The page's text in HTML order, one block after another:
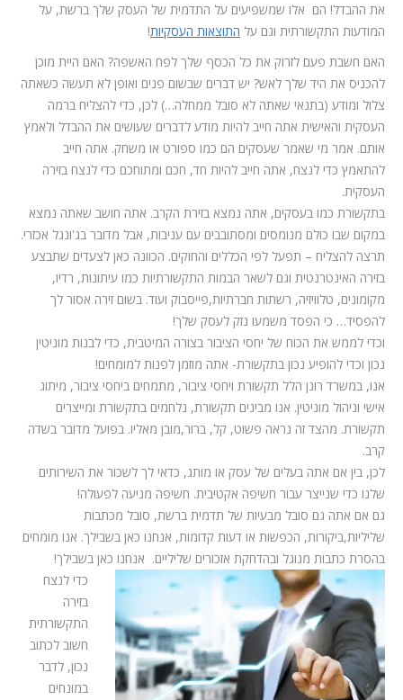
את ההבדל! הם אלו שמשפיעים על התדמית של העסק שלך ברשת, על
המודעות התקשורתית וגם על התוצאות העסקיות!
האם חשבת פעם לזרוק את כל הכסף שלך לפח האשפה? האם היית מוכן
להכניס את היד שלך לאש? יש דברים שבשום פנים ואופן לא תעשה כשאתה
צלול ומודע (בתנאי שאתה לא סובל ממחלה…) לכן, כדי להצליח ברמה
העסקית והאישית אתה חייב להיות מודע לדברים שעושים את ההבדל ולאמץ
אותם. אמר מי שאמר שעסקים הם כמו ספורט או משחק. אתה חייב
להתאמץ כדי לנצח, אתה חייב להיות חד, חכם ומתוחכם כדי לנצח בזירה
העסקית.
בתקשורת כמו בעסקים, אתה נמצא בזירת הקרב. אתה חושב שאתה נמצא
במקום שבו כולם מנומסים ומסתובבים עם עניבות, אבל מדובר בג'ונגל אכזרי.
תרצה להצליח – תפעל לפי הכללים והחוקים. הכוונה כאן לצעדים שתבצע
בזירה האינטרנטית וגם לשאר הבמות התקשורתיות כמו עיתונות, רדיו,
מקומונים, טלוויזיה, רשתות חברתיות,פייסבוק ועוד. בשום זירה אסור לך
להפסיד… כי הפסד משמעו נזק לעסק שלך!
וכדי לממש את הכוח של יחסי הציבור בצורה המיטבית, כדי לבנות מוניטין
נכון וכדי להופיע נכון בתקשורת- אתה מוזמן לפנות למומחים!
אנו, במשרד רונן הלל תקשורת ויחסי ציבור, מתמחים ביחסי ציבור, מיתוג
אישי וניהול מוניטין. אנו מבינים תקשורת, נלחמים בתקשורת ומייצרים
תקשורת. מהצד זה נראה פשוט, קל, ברור,מובן מאליו. בפועל מדובר בשדה
קרב.
לכן, בין אם אתה בעלים של עסק או מותג, כדאי לך לשכור את השירותים
שלנו כדי שנייצר עבור חשיפה אקטיבית. חשיפה מניעה לפעולה!
גם אם אתה גם סובל מבעיות של תדמית ברשת, סובל מכתבות
שליליות,ביקורות, הכפשות או דעות קדומות, אנחנו כאן בשבילך. אנו מומחים
בהסרת כתבות מגוגל ובהדחקת אזכורים שליליים. אנחנו כאן בשבילך!
כדי לנצח
בזירה
התקשורתית
חשוב לכתוב
נכון, לדבר
במונחים